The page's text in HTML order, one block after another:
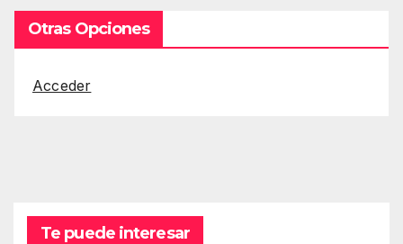
Otras Opciones
Acceder
Te puede interesar